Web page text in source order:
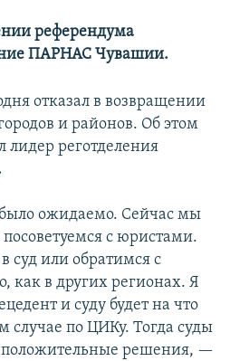
референдума
ПАРНАС Чувашии.
отказал в возвращении
и районов. Об этом
лидер реготделения
ожидаемо. Сейчас мы
с юристами.
суд или обратимся с
как в других регионах. Я
и суду будет на что
случае по ЦИКу. Тогда суды
решения, —